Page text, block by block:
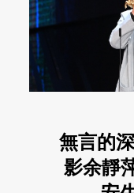
無言的
影余靜